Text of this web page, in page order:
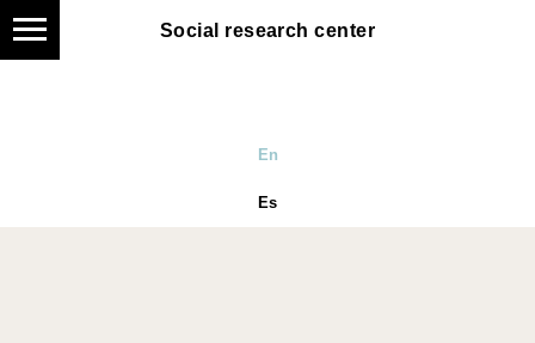
Social research center
En
Es